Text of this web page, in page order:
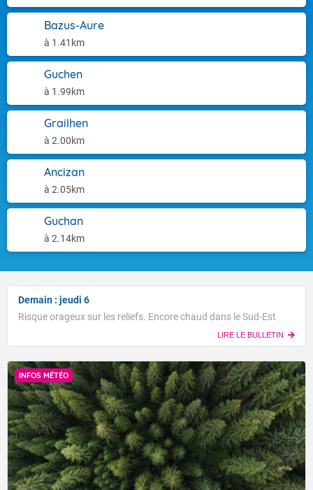
Bazus-Aure
à 1.41km
Guchen
à 1.99km
Grailhen
à 2.00km
Ancizan
à 2.05km
Guchan
à 2.14km
Demain : jeudi 6
Risque orageux sur les reliefs. Encore chaud dans le Sud-Est
LIRE LE BULLETIN
INFOS MÉTÉO